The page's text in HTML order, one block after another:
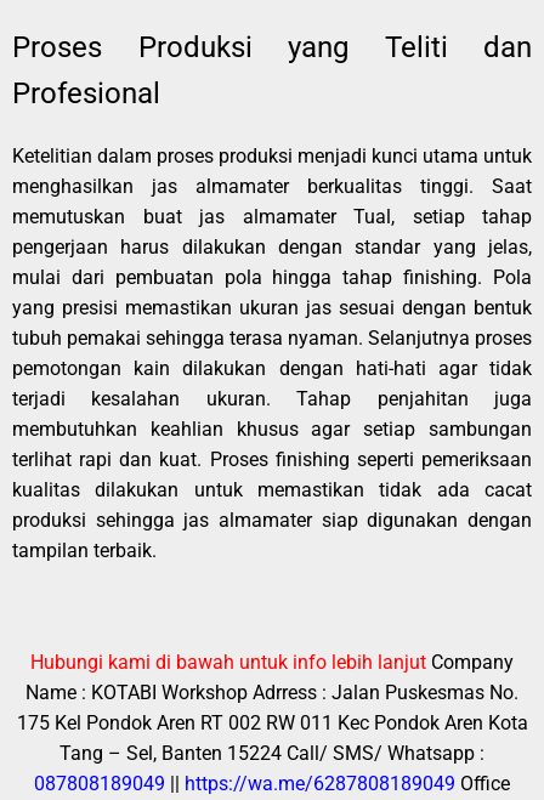
Proses Produksi yang Teliti dan
Profesional
Ketelitian dalam proses produksi menjadi kunci utama untuk
menghasilkan jas almamater berkualitas tinggi. Saat
memutuskan buat jas almamater Tual, setiap tahap
pengerjaan harus dilakukan dengan standar yang jelas,
mulai dari pembuatan pola hingga tahap finishing. Pola
yang presisi memastikan ukuran jas sesuai dengan bentuk
tubuh pemakai sehingga terasa nyaman. Selanjutnya proses
pemotongan kain dilakukan dengan hati-hati agar tidak
terjadi kesalahan ukuran. Tahap penjahitan juga
membutuhkan keahlian khusus agar setiap sambungan
terlihat rapi dan kuat. Proses finishing seperti pemeriksaan
kualitas dilakukan untuk memastikan tidak ada cacat
produksi sehingga jas almamater siap digunakan dengan
tampilan terbaik.
Hubungi kami di bawah untuk info lebih lanjut Company
Name : KOTABI Workshop Adrress : Jalan Puskesmas No.
175 Kel Pondok Aren RT 002 RW 011 Kec Pondok Aren Kota
Tang – Sel, Banten 15224 Call/ SMS/ Whatsapp :
087808189049 || https://wa.me/6287808189049 Office